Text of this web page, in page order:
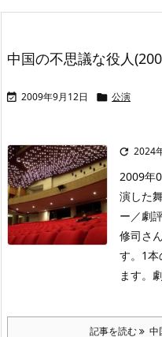
中国の不思議な役人
 2009年9月12日  公演
 2024
2009年
演した
ー／劇
修司さ
す。1本
ます。
記事を読む 中